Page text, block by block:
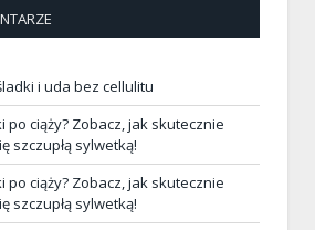
i uda bez cellulitu
po ciąży? Zobacz, jak skutecznie
szczupłą sylwetką!
po ciąży? Zobacz, jak skutecznie
szczupłą sylwetką!